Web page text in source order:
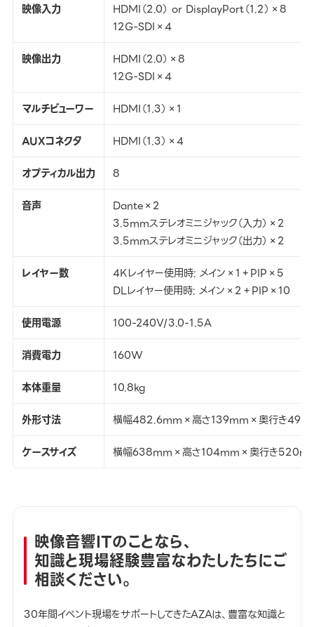
映像入力
HDMI（2.0） or DisplayPort（1.2）×8
12G-SDI×4
映像出力
HDMI（2.0）×8
12G-SDI×4
マルチビューワー
HDMI（1.3）×1
AUXコネクタ
HDMI（1.3）×4
オプティカル出力
8
音声
Dante×2
3.5mmステレオミニジャック（入力）×2
3.5mmステレオミニジャック（出力）×2
レイヤー数
4Kレイヤー使用時: メイン×1＋PIP×5
DLレイヤー使用時: メイン×2＋PIP×10
使用電源
100-240V/3.0-1.5A
消費電力
160W
本体重量
10.8kg
外形寸法
横幅482.6mm×高さ139mm×奥行き
ケースサイズ
横幅638mm×高さ104mm×奥行き
映像音響ITのことなら、
知識と現場経験豊富なわたしたちにご
相談ください。
30年間イベント現場をサポートしてきたAZAは、豊富な知識と